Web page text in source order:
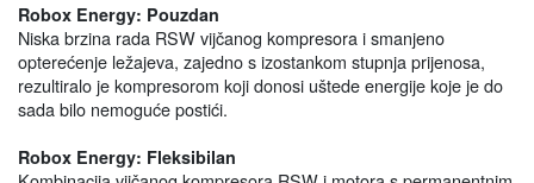
Robox Energy: Pouzdan
Niska brzina rada RSW vijčanog kompresora i smanjeno
opterećenje ležajeva, zajedno s izostankom stupnja prijenosa,
rezultiralo je kompresorom koji donosi uštede energije koje je do
sada bilo nemoguće postići.
Robox Energy: Fleksibilan